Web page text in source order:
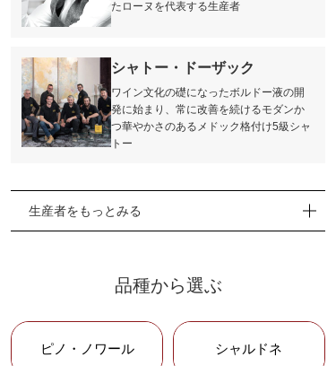
たローヌを代表する生産者
シャトー・ドーザック
ワイン文化の礎になったボルドー液の開
発に始まり、常に改善を続けるモダンか
つ華やかさのあるメドック格付け5級シャ
トー
ジャイヤンス
ローヌ地方北部のディー地区に拠点を置
き、ディー地区のワイン全生産量の85％
イタリアの銘醸地トスカーナの老舗ワイ
ナリー
生産者をもっとみる
品種から選ぶ
ピノ・ノワール シャルドネ